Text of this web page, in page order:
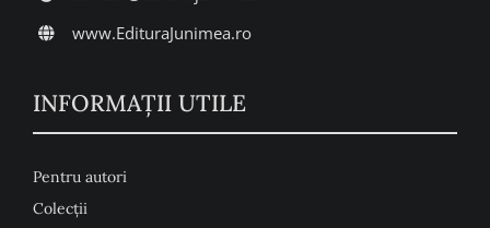
www.EdituraJunimea.ro
INFORMAŢII UTILE
Pentru autori
Colecţii